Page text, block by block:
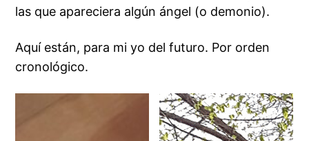
las que apareciera algún ángel (o demonio).
Aquí están, para mi yo del futuro. Por orden
cronológico.